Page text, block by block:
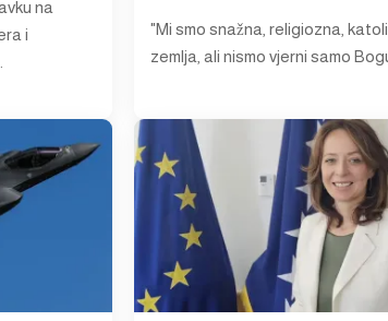
na
i
"Mi smo snažna, religiozna,
zemlja, ali nismo vjerni samo